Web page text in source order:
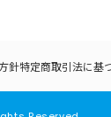
針特定商取引法に基